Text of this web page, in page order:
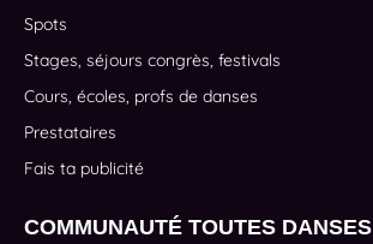
Spots
Stages, séjours congrès, festivals
Cours, écoles, profs de danses
Prestataires
Fais ta publicité
COMMUNAUTÉ TOUTES DANSES